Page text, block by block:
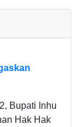
Bupati Inhu
Hak Hak